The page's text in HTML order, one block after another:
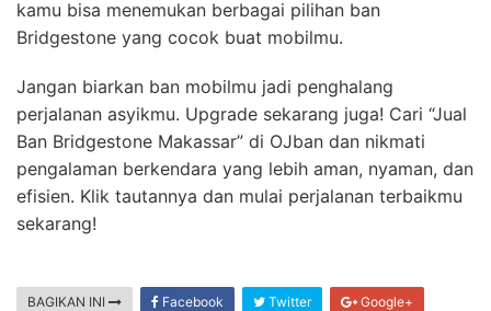
kamu bisa menemukan berbagai pilihan ban
Bridgestone yang cocok buat mobilmu.
Jangan biarkan ban mobilmu jadi penghalang
perjalanan asyikmu. Upgrade sekarang juga! Cari “Jual
Ban Bridgestone Makassar” di OJban dan nikmati
pengalaman berkendara yang lebih aman, nyaman, dan
efisien. Klik tautannya dan mulai perjalanan terbaikmu
sekarang!
BAGIKAN INI Facebook Twitter Google+